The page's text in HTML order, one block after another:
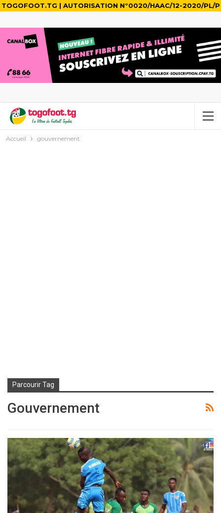
TOGOFOOT.TG | AUTORISATION N°0020/HAAC/12-2020/PL/P
Accueil gouvernement
Parcourir Tag
Gouvernement